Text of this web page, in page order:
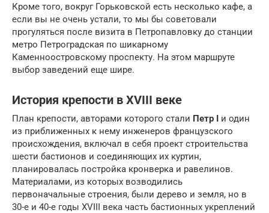
Кроме того, вокруг Горьковской есть несколько кафе, а
если вы не очень устали, то мы бы советовали
прогуляться после визита в Петропавловку до станции
метро Петроградская по шикарному
Каменноостровскому проспекту. На этом маршруте
выбор заведений еще шире.
История крепости в XVIII веке
План крепости, авторами которого стали Петр I и один
из приближенных к нему инженеров французского
происхождения, включал в себя проект строительства
шести бастионов и соединяющих их куртин,
планировалась постройка кронверка и равелинов.
Материалами, из которых возводились
первоначальные строения, были дерево и земля, но в
30-е и 40-е годы XVIII века часть бастионных укреплений